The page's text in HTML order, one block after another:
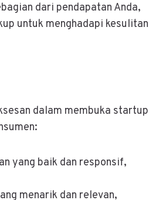
dari pendapatan Anda,
untuk menghadapi kesulitan
dalam membuka startup
yang baik dan responsif,
menarik dan relevan,